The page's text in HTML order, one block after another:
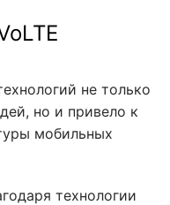
не только
но и привело к
мобильных
технологии